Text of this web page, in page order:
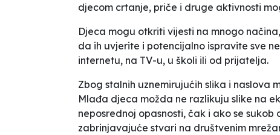
djecom crtanje, priče i druge aktivnosti
Djeca mogu otkriti vijesti na mnogo
da ih uvjerite i potencijalno ispravite sve
internetu, na TV-u, u školi ili od prijatelja.
Zbog stalnih uznemirujućih slika i naslova
Mlađa djeca možda ne razlikuju slike na
neposrednoj opasnosti, čak i ako se
zabrinjavajuće stvari na društvenim